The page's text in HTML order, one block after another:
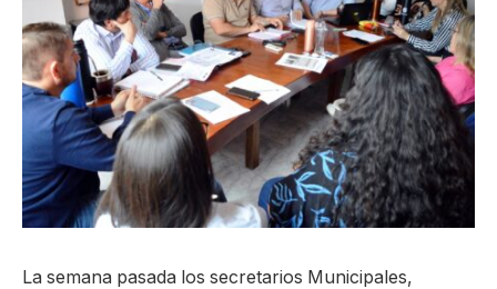
La semana pasada los secretarios Municipales,